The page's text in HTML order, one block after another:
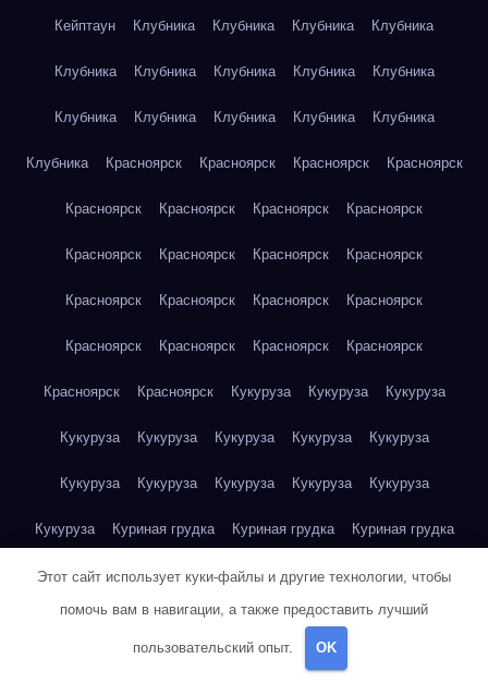
Кейптаун Клубника Клубника Клубника Клубника
Клубника Клубника Клубника Клубника Клубника
Клубника Клубника Клубника Клубника Клубника
Клубника Красноярск Красноярск Красноярск Красноярск
Красноярск Красноярск Красноярск Красноярск
Красноярск Красноярск Красноярск Красноярск
Красноярск Красноярск Красноярск Красноярск
Красноярск Красноярск Красноярск Красноярск
Красноярск Красноярск Кукуруза Кукуруза Кукуруза
Кукуруза Кукуруза Кукуруза Кукуруза Кукуруза
Кукуруза Кукуруза Кукуруза Кукуруза Кукуруза
Кукуруза Куриная грудка Куриная грудка Куриная грудка
Куриная грудка Куриная грудка Куриная грудка
Куриная грудка Куриная грудка
Куриная грудка
Этот сайт использует куки-файлы и другие технологии, чтобы
помочь вам в навигации, а также предоставить лучший
пользовательский опыт. OK